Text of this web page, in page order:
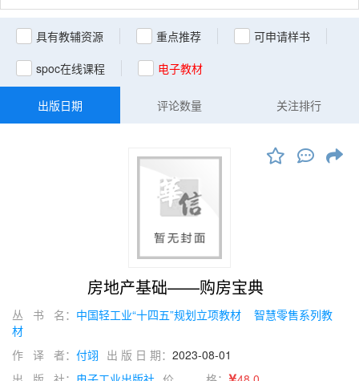
具有教辅资源 重点推荐
可申请样书
spoc在线课程
电子教材
关注排行
评论数量
出版日期
房地产基础——购房宝典
丛 书 名： 中国轻工业“十四五”规划立项教材
智慧零售系列教
材
作 译 者： 付翊 出 版 日 期： 2023-08-01